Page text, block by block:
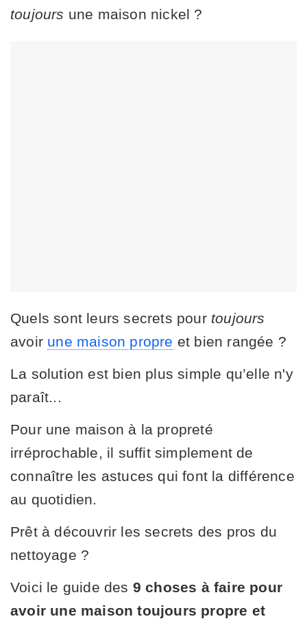
toujours une maison nickel ?
Quels sont leurs secrets pour toujours
avoir une maison propre et bien rangée ?
La solution est bien plus simple qu’elle n'y
paraît...
Pour une maison à la propreté
irréprochable, il suffit simplement de
connaître les astuces qui font la différence
au quotidien.
Prêt à découvrir les secrets des pros du
nettoyage ?
Voici le guide des 9 choses à faire pour
avoir une maison toujours propre et